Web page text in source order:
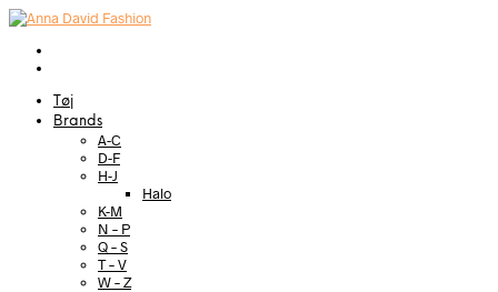
Tøj
Brands
A-C
D-F
H-J
Halo
K-M
N – P
Q – S
T – V
W – Z